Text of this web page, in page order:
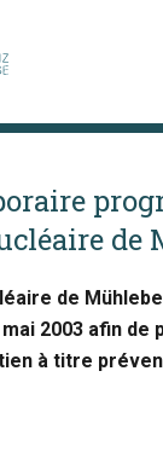
de
de
2003 afin de
à titre